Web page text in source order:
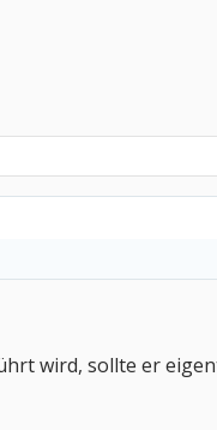
wird, sollte er